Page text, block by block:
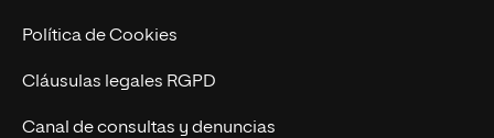
Cursos Universitarios
Actualidad
UNIR Revista
Eventos
Política de Cookies
Cláusulas legales RGPD
Canal de consultas y denuncias